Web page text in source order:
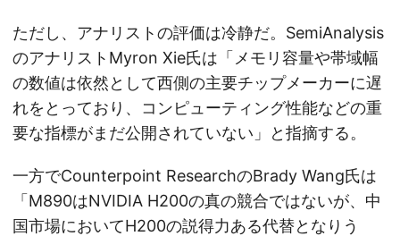
ただし、アナリストの評価は冷静だ。SemiAnalysis
のアナリストMyron Xie氏は「メモリ容量や帯域幅
の数値は依然として西側の主要チップメーカーに遅
れをとっており、コンピューティング性能などの重
要な指標がまだ公開されていない」と指摘する。
一方でCounterpoint ResearchのBrady Wang氏は
「M890はNVIDIA H200の真の競合ではないが、中
国市場においてH200の説得力ある代替となりう